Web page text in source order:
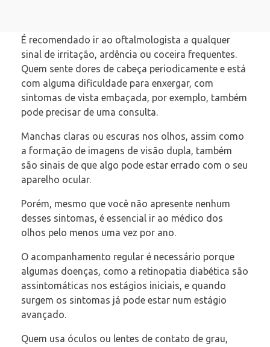
É recomendado ir ao oftalmologista a qualquer
sinal de irritação, ardência ou coceira frequentes.
Quem sente dores de cabeça periodicamente e está
com alguma dificuldade para enxergar, com
sintomas de vista embaçada, por exemplo, também
pode precisar de uma consulta.
Manchas claras ou escuras nos olhos, assim como
a formação de imagens de visão dupla, também
são sinais de que algo pode estar errado com o seu
aparelho ocular.
Porém, mesmo que você não apresente nenhum
desses sintomas, é essencial ir ao médico dos
olhos pelo menos uma vez por ano.
O acompanhamento regular é necessário porque
algumas doenças, como a retinopatia diabética são
assintomáticas nos estágios iniciais, e quando
surgem os sintomas já pode estar num estágio
avançado.
Quem usa óculos ou lentes de contato de grau,